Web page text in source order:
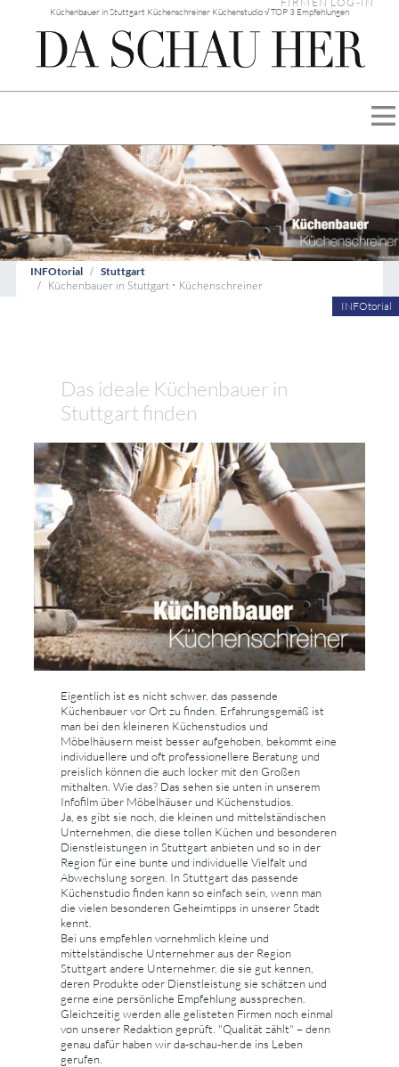
Küchenbauer in Stuttgart Küchenschreiner Küchenstudio √ TOP 3 Empfehlungen
INFOtorial Stuttgart
Küchenbauer in Stuttgart • Küchenschreiner
INFOtorial
Das ideale Küchenbauer in
Stuttgart finden
Eigentlich ist es nicht schwer, das passende
Küchenbauer vor Ort zu finden. Erfahrungsgemäß ist
man bei den kleineren Küchenstudios und
Möbelhäusern meist besser aufgehoben, bekommt eine
individuellere und oft professionellere Beratung und
preislich können die auch locker mit den Großen
mithalten. Wie das? Das sehen sie unten in unserem
Infofilm über Möbelhäuser und Küchenstudios.
Ja, es gibt sie noch, die kleinen und mittelständischen
Unternehmen, die diese tollen Küchen und besonderen
Dienstleistungen in Stuttgart anbieten und so in der
Region für eine bunte und individuelle Vielfalt und
Abwechslung sorgen. In Stuttgart das passende
Küchenstudio finden kann so einfach sein, wenn man
die vielen besonderen Geheimtipps in unserer Stadt
kennt.
Bei uns empfehlen vornehmlich kleine und
mittelständische Unternehmer aus der Region
Stuttgart andere Unternehmer, die sie gut kennen,
deren Produkte oder Dienstleistung sie schätzen und
gerne eine persönliche Empfehlung aussprechen.
Gleichzeitig werden alle gelisteten Firmen noch einmal
von unserer Redaktion geprüft. "Qualität zählt" – denn
genau dafür haben wir da-schau-her.de ins Leben
gerufen.